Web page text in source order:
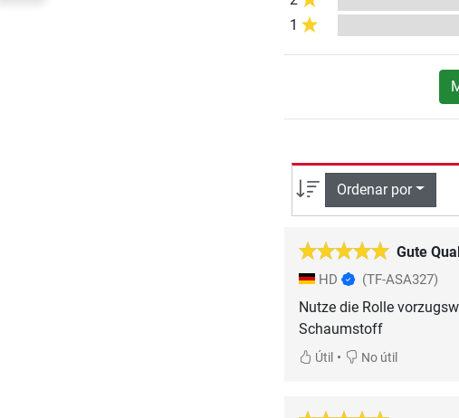
1
Ordenar por
Gute
HD (TF-ASA327)
Nutze die Rolle
Schaumstoff
Útil• No útil